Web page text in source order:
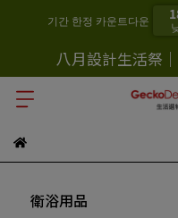
기간 한정 카운트다운
八月設計生活祭
衛浴用品